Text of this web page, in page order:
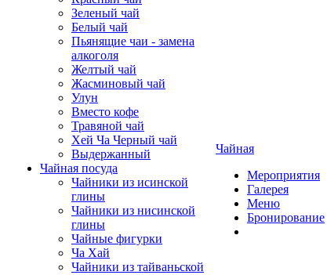
Зеленый чай
Белый чай
Пьянящие чаи - замена
алкоголя
Желтый чай
Жасминовый чай
Улун
Вместо кофе
Травяной чай
Хей Ча Черный чай
Выдержанный
Чайная посуда
Чайники из исинской
глины
Чайники из нисинской
глины
Чайные фигурки
Ча Хай
Чайники из тайваньской
Чайная
Мероприятия
Галерея
Меню
Бронирование